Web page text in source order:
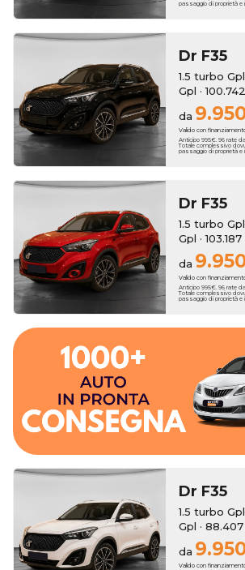
passaggio di proprietà
Dr F35
1.5 turbo
Gpl ·
da
Valido con
Anticipo 995€. 96 rate da
Totale complessivo
passaggio di proprietà
Dr F35
1.5 turbo
Gpl ·
da
Valido con
Anticipo 995€. 96 rate da
Totale complessivo
passaggio di proprietà
Erreti Auto propone una selezione accurata
un'ampia scelta di auto km zero che ti
consegna rapida.
Concediti l'auto perfetta sceglienda fra
migliori marchi accompagnato passa dopo
dall'esperienza del nostro Team.
Dr F35
1.5 turbo
Gpl ·
da
Valido con